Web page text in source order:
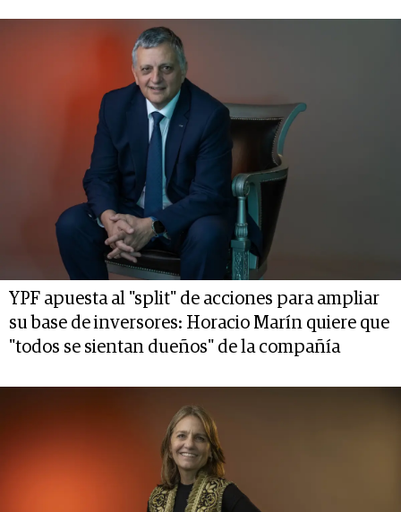
YPF apuesta al "split" de acciones para ampliar
su base de inversores: Horacio Marín quiere que
"todos se sientan dueños" de la compañía